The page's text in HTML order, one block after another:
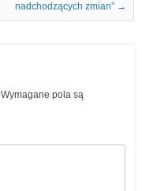
nadchodzących zmian” →
Wymagane pola są